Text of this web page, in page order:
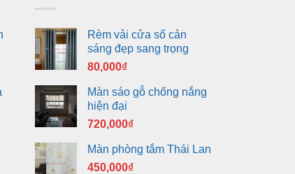
Rèm vải cửa sổ cản
sáng đẹp sang trọng
80,000₫
Màn sáo gỗ chống nắng
hiện đại
720,000₫
Màn phòng tắm Thái Lan
450,000₫